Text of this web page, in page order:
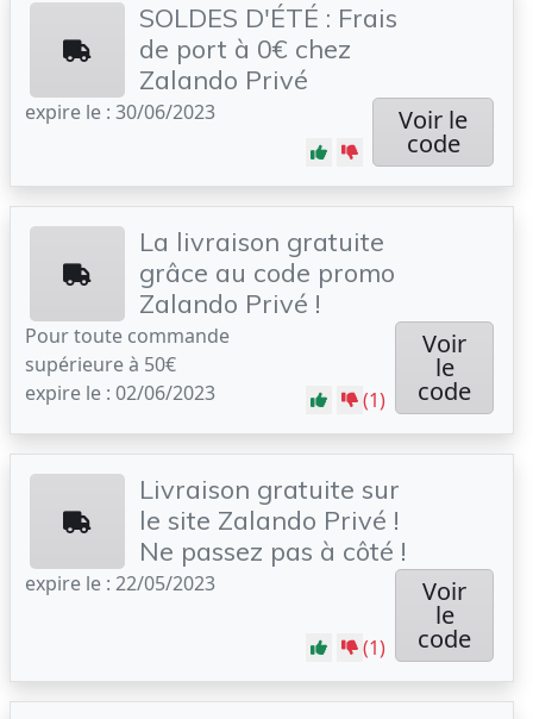
SOLDES D'ÉTÉ : Frais
de port à 0€ chez
Zalando Privé
expire le : 30/06/2023 Voir le
code
La livraison gratuite
grâce au code promo
Zalando Privé !
Pour toute commande
supérieure à 50€
expire le : 02/06/2023
(1)
Voir
le
code
Livraison gratuite sur
le site Zalando Privé !
Ne passez pas à côté !
expire le : 22/05/2023
(1)
Voir
le
code